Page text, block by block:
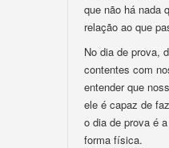
que não há nada
relação ao que
No dia de prova,
contentes com
entender que
ele é capaz de
o dia de prova é
forma física.